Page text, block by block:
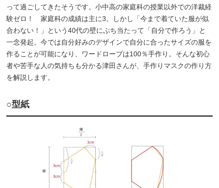
って過ごしてきたそうです。小中高の家庭科の授業以外での洋裁経
験ゼロ！ 家庭科の成績は主に3。しかし「今まで着ていた服が似
合わない！」という40代の壁にぶち当たって「自分で作ろう」と
一念発起。今では自分好みのデザインで自分に合ったサイズの服を
作ることが可能になり、ワードローブは100％手作り。そんな初心
者や苦手な人の気持ちも分かる津田さんが、手作りマスクの作り方
を解説します。
○型紙